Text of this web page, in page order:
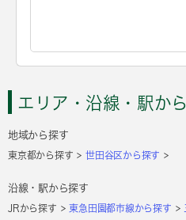
エリア・沿線・駅か
地域から探す
東京都から探す 世田谷区から探す
沿線・駅から探す
JRから探す 東急田園都市線から探す